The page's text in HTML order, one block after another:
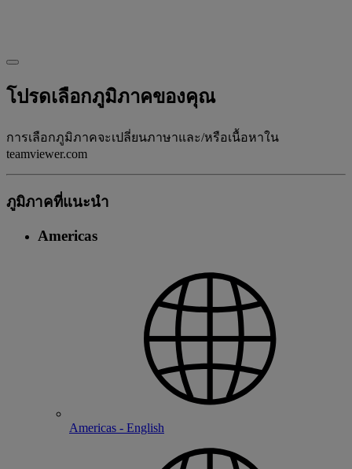
โปรดเลือกภูมิภาคของคุณ
การเลือกภูมิภาคจะเปลี่ยนภาษาและ/หรือเนื้อหาใน
teamviewer.com
ภูมิภาคที่แนะนํา
Americas
Americas - English